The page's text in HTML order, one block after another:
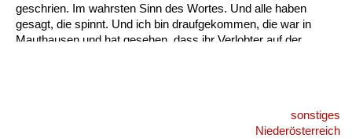
geschrien. Im wahrsten Sinn des Wortes. Und alle haben
gesagt, die spinnt. Und ich bin draufgekommen, die war in
Mauthausen und hat gesehen, dass ihr Verlobter auf der
sonstiges
Niederösterreich